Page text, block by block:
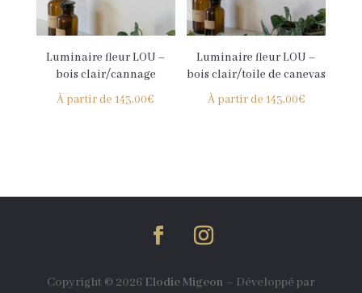
Luminaire fleur LOU –
bois clair/cannage
À partir de143,00€
Luminaire fleur LOU –
bois clair/toile de canevas
À partir de 143,00€
Copyright © 2026 Elodie Migeon – Développé par